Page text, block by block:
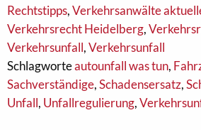
Rechtstipps,Verkehrsanwälte
Verkehrsrecht Heidelberg,
Verkehrsunfall,Verkehrsunfall
Schlagworteautounfall was tun,
Sachverständige,Schadensersatz,
Unfall, Unfallregulierung,